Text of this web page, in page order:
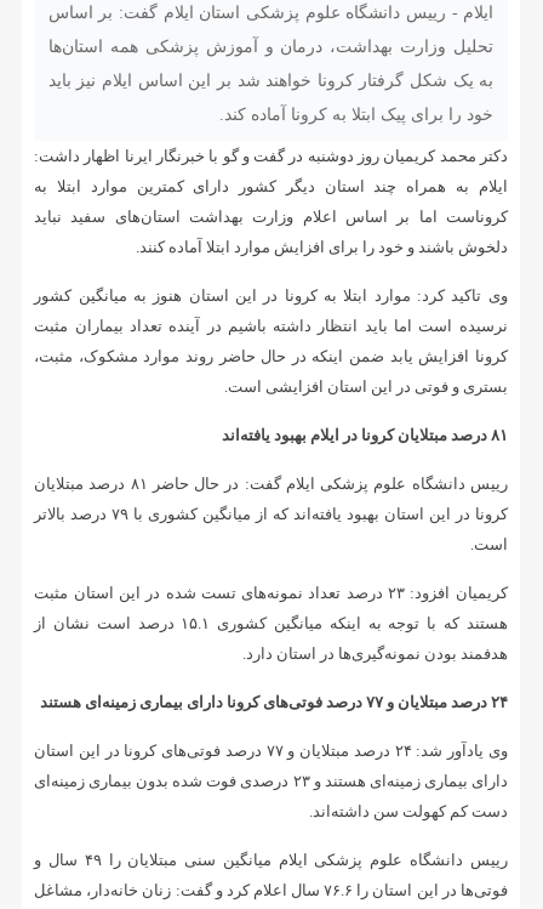
ایلام - رییس دانشگاه علوم پزشکی استان ایلام گفت: بر اساس
تحلیل وزارت بهداشت، درمان و آموزش پزشکی همه استان‌ها
به یک شکل گرفتار کرونا خواهند شد بر این اساس ایلام نیز باید
خود را برای پیک ابتلا به کرونا آماده کند.
دکتر محمد کریمیان روز دوشنبه در گفت و گو با خبرنگار ایرنا اظهار داشت:
ایلام به همراه چند استان دیگر کشور دارای کمترین موارد ابتلا به
کروناست اما بر اساس اعلام وزارت بهداشت استان‌های سفید نباید
دلخوش باشند و خود را برای افزایش موارد ابتلا آماده کنند.
وی تاکید کرد: موارد ابتلا به کرونا در این استان هنوز به میانگین کشور
نرسیده است اما باید انتظار داشته باشیم در آینده تعداد بیماران مثبت
کرونا افزایش یابد ضمن اینکه در حال حاضر روند موارد مشکوک، مثبت،
بستری و فوتی در این استان افزایشی است.
۸۱ درصد مبتلایان کرونا در ایلام بهبود یافته‌اند
رییس دانشگاه علوم پزشکی ایلام گفت: در حال حاضر ۸۱ درصد مبتلایان
کرونا در این استان بهبود یافته‌اند که از میانگین کشوری با ۷۹ درصد بالاتر
است.
کریمیان افزود: ۲۳ درصد تعداد نمونه‌های تست شده در این استان مثبت
هستند که با توجه به اینکه میانگین کشوری ۱۵.۱ درصد است نشان از
هدفمند بودن نمونه‌گیری‌ها در استان دارد.
۲۴ درصد مبتلایان و ۷۷ درصد فوتی‌های کرونا دارای بیماری زمینه‌ای هستند
وی یادآور شد: ۲۴ درصد مبتلایان و ۷۷ درصد فوتی‌های کرونا در این استان
دارای بیماری زمینه‌ای هستند و ۲۳ درصدی فوت شده بدون بیماری زمینه‌ای
دست کم کهولت سن داشته‌اند.
رییس دانشگاه علوم پزشکی ایلام میانگین سنی مبتلایان را ۴۹ سال و
فوتی‌ها در این استان را ۷۶.۶ سال اعلام کرد و گفت: زنان خانه‌دار، مشاغل